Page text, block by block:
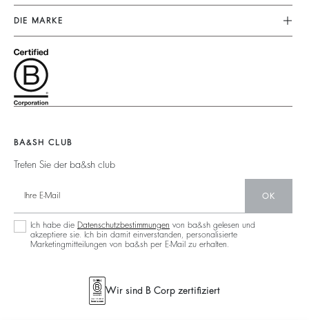
Kundenservice
Grössentabelle
Nutzungsbedingungen
Zugänglichkeit
Jumpsuits
Tops & Hemden
Jacken & Mäntel
Pullover & Strickjacken
Rückenfrei
Unser Engagement
Fussabdruck
Materialen
Partner
Zirkularität
Nachhaltige Sammlung
DIE MARKE
Barbara & Sharon
125 Et Après
Neue Kollektion
BA&SH CLUB
Treten Sie der ba&sh club
OK
Ich habe die Datenschutzbestimmungen von ba&sh gelesen und
akzeptiere sie. Ich bin damit einverstanden, personalisierte
Marketingmitteilungen von ba&sh per E-Mail zu erhalten.
Wir sind B Corp zertifiziert